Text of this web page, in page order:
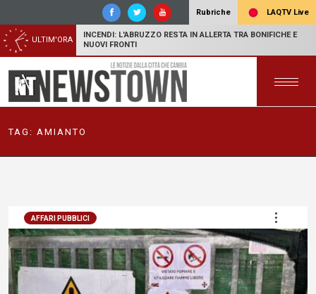
Rubriche LAQTV Live
ULTIM'ORA
INCENDI: L'ABRUZZO RESTA IN ALLERTA TRA BONIFICHE E
NUOVI FRONTI
TAG: AMIANTO
AFFARI PUBBLICI